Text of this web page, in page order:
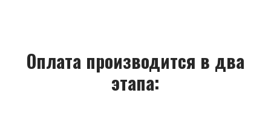
Оплата производится в два
этапа: